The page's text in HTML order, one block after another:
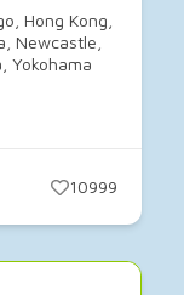
Hong Kong
Newcastle
Yokohama
10999